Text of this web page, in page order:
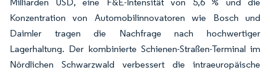
Konzentration von Automobilinnovatoren wie Bosch und
Daimler tragen die Nachfrage nach hochwertiger
Lagerhaltung. Der kombinierte Schienen-Straßen-Terminal im
Nördlichen Schwarzwald verbessert die intraeuropäische